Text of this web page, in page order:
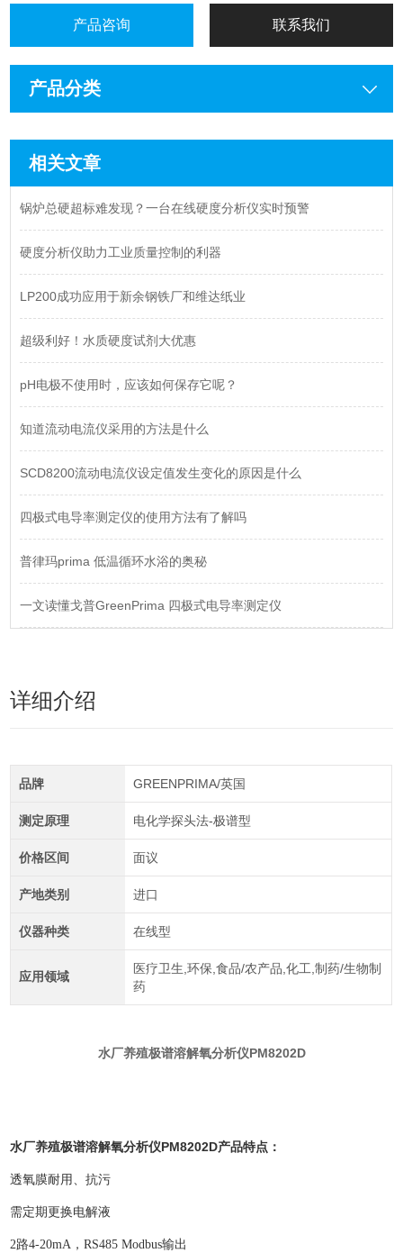
产品咨询 联系我们
产品分类
相关文章
锅炉总硬超标难发现？一台在线硬度分析仪实时预警
硬度分析仪助力工业质量控制的利器
LP200成功应用于新余钢铁厂和维达纸业
超级利好！水质硬度试剂大优惠
pH电极不使用时，应该如何保存它呢？
知道流动电流仪采用的方法是什么
SCD8200流动电流仪设定值发生变化的原因是什么
四极式电导率测定仪的使用方法有了解吗
普律玛prima 低温循环水浴的奥秘
一文读懂戈普GreenPrima 四极式电导率测定仪
详细介绍
品牌 GREENPRIMA/英国
测定原理 电化学探头法-极谱型
价格区间 面议
产地类别 进口
仪器种类 在线型
应用领域
医疗卫生,环保,食品/农产品,化工,制药/生物制
药
水厂养殖极谱溶解氧分析仪PM8202D
水厂养殖极谱溶解氧分析仪PM8202D产品特点：
透氧膜耐用、抗污
需定期更换电解液
2路4-20mA，RS485 Modbus输出